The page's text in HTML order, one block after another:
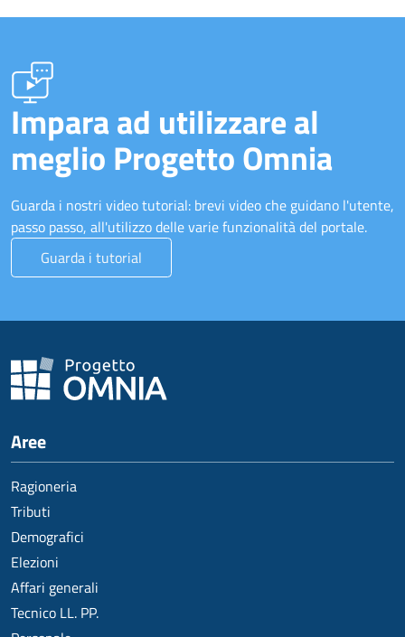
Impara ad utilizzare al
meglio Progetto Omnia
Guarda i nostri video tutorial: brevi video che guidano l'utente,
passo passo, all'utilizzo delle varie funzionalità del portale.
Guarda i tutorial
Aree
Ragioneria
Tributi
Demografici
Elezioni
Affari generali
Tecnico LL. PP.